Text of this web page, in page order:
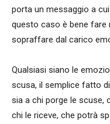
porta un messaggio a
questo caso è bene fare
sopraffare dal carico
Qualsiasi siano le
scusa, il semplice fatto
sia a chi porge le scuse,
chi le riceve, che potrà